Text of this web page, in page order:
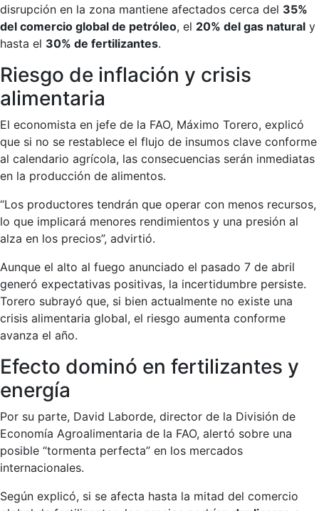
disrupción en la zona mantiene afectados cerca del 35%
del comercio global de petróleo, el 20% del gas natural y
hasta el 30% de fertilizantes.
Riesgo de inflación y crisis
alimentaria
El economista en jefe de la FAO, Máximo Torero, explicó
que si no se restablece el flujo de insumos clave conforme
al calendario agrícola, las consecuencias serán inmediatas
en la producción de alimentos.
“Los productores tendrán que operar con menos recursos,
lo que implicará menores rendimientos y una presión al
alza en los precios”, advirtió.
Aunque el alto al fuego anunciado el pasado 7 de abril
generó expectativas positivas, la incertidumbre persiste.
Torero subrayó que, si bien actualmente no existe una
crisis alimentaria global, el riesgo aumenta conforme
avanza el año.
Efecto dominó en fertilizantes y
energía
Por su parte, David Laborde, director de la División de
Economía Agroalimentaria de la FAO, alertó sobre una
posible “tormenta perfecta” en los mercados
internacionales.
Según explicó, si se afecta hasta la mitad del comercio